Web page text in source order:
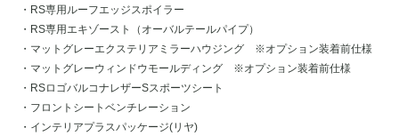
・RS専用ルーフエッジスポイラー
・RS専用エキゾースト（オーバルテールパイプ）
・マットグレーエクステリアミラーハウジング ※オプション装着前仕様
・マットグレーウィンドウモールディング ※オプション装着前仕様
・RSロゴバルコナレザーSスポーツシート
・フロントシートベンチレーション
・インテリアプラスパッケージ(リヤ)